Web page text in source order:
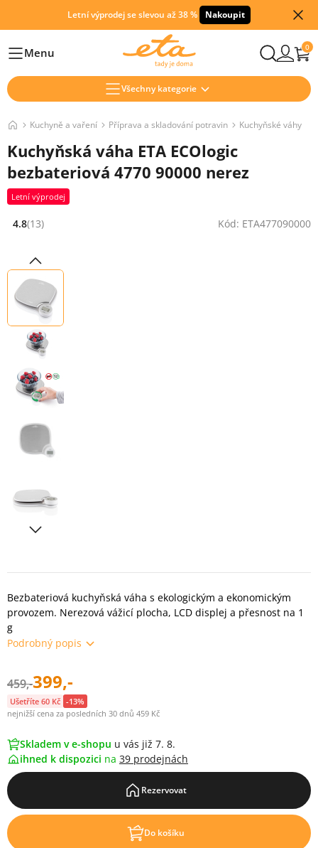
Letní výprodej se slevou až 38 % Nakoupit
HlavníMenu 0
Všechny kategorie
Kuchyně a vaření Příprava a skladování potravin Kuchyňské váhy
Kuchyňská váha ETA ECOlogic
bezbateriová 4770 90000 nerez
Letní výprodej
Hodnocení: 4.8 z 5 (13 recenzí)
4.8(13) Kód: ETA477090000
Bezbateriová kuchyňská váha s ekologickým a ekonomickým
provozem. Nerezová vážicí plocha, LCD displej a přesnost na 1
g
Podrobný popis
459,-399,-
Ušetříte 60 Kč -13%
nejnižší cena za posledních 30 dnů 459 Kč
Skladem v e-shopu u vás již 7. 8.
ihned k dispozici na 39 prodejnách
Rezervovat
Do košíku